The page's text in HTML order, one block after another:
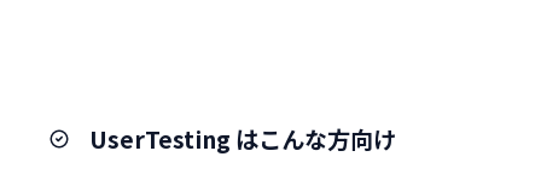
UserTesting はこんな方向け